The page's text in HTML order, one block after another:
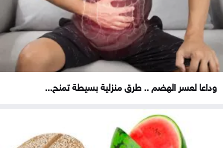
وداعا لعسر الهضم .. طرق منزلية بسيطة تمنح...